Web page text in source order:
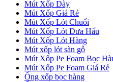
Mút Xốp Dày
Mút Xốp Giá Rẻ
Mút Xốp Lót Chuối
Mút Xốp Lót Dưa Hấu
Mút Xốp Lót Hàng
Mút xốp lót sàn gỗ
Mút Xốp Pe Foam Bọc
Mút Xốp Pe Foam Giá Rẻ
Ống xốp bọc hàng